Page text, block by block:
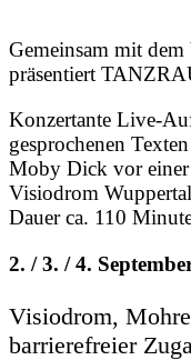
Gemeinsam mit
präsentiert
Konzertante Live-
gesprochenen
Moby Dick vor
Visiodrom Wuppertal
Dauer ca. 110
2. / 3. / 4.
Visiodrom,
barrierefreier